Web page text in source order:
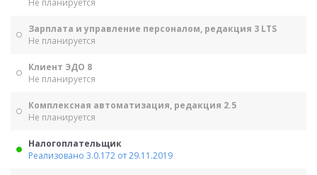
Не планируется
Зарплата и управление персоналом, редакция 3 LTS
Не планируется
Клиент ЭДО 8
Не планируется
Комплексная автоматизация, редакция 2.5
Не планируется
Налогоплательщик
Реализовано 3.0.172 от 29.11.2019